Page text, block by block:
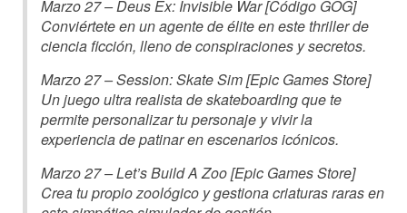
Marzo 27 – Deus Ex: Invisible War [Código GOG]
Conviértete en un agente de élite en este thriller de
ciencia ficción, lleno de conspiraciones y secretos.
Marzo 27 – Session: Skate Sim [Epic Games Store]
Un juego ultra realista de skateboarding que te
permite personalizar tu personaje y vivir la
experiencia de patinar en escenarios icónicos.
Marzo 27 – Let’s Build A Zoo [Epic Games Store]
Crea tu propio zoológico y gestiona criaturas raras en